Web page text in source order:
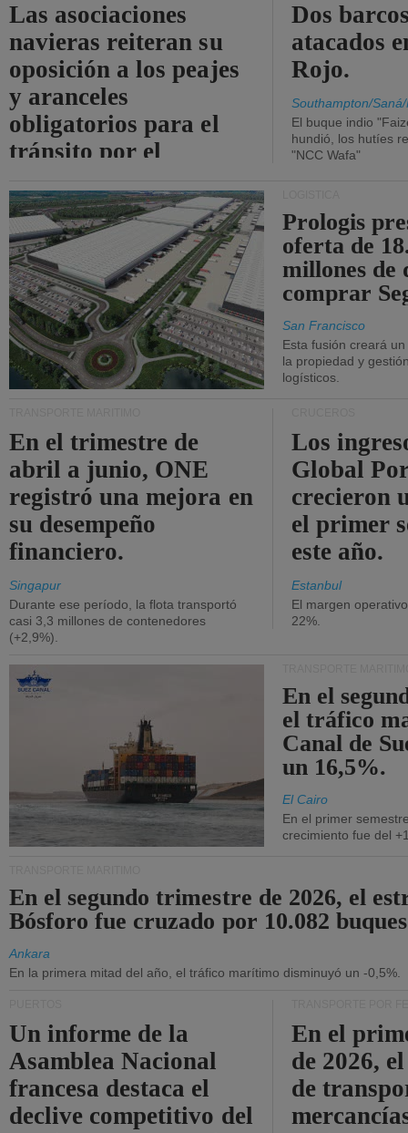
Las asociaciones
navieras reiteran su
oposición a los peajes
y aranceles
obligatorios para el
tránsito por el
Dos
atacados
Rojo.
Southampton/
El buque indio
hundió, los hutíes
"NCC Wafa"
Prologis
oferta de
millones de
comprar
San Francisco
Esta fusión creará
la propiedad y
logísticos.
En el trimestre de
abril a junio, ONE
registró una mejora en
su desempeño
financiero.
Singapur
Durante ese período, la flota transportó
casi 3,3 millones de contenedores
(+2,9%).
Los
Global
crecieron
el primer
este año.
Estanbul
El margen
22%.
En el
el tráfico
Canal de
un 16,5%.
El Cairo
En el primer
crecimiento fue del
En el segundo trimestre de 2026, el
Bósforo fue cruzado por 10.082
Ankara
En la primera mitad del año, el tráfico marítimo disminuyó un -0,5%.
Un informe de la
Asamblea Nacional
francesa destaca el
declive competitivo del
En el
de 2026,
de